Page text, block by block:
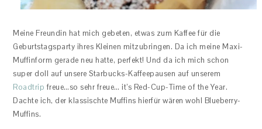
Meine Freundin hat mich gebeten, etwas zum Kaffee für die
Geburtstagsparty ihres Kleinen mitzubringen. Da ich meine Maxi-
Muffinform gerade neu hatte, perfekt! Und da ich mich schon
super doll auf unsere Starbucks-Kaffeepausen auf unserem
Roadtrip freue…so sehr freue… it’s Red-Cup-Time of the Year.
Dachte ich, der klassischte Muffins hierfür wären wohl Blueberry-
Muffins.